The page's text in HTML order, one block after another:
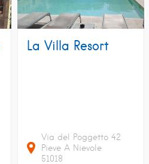
La Villa Resort
Via del Poggetto 42
Pieve A Nievole
51018